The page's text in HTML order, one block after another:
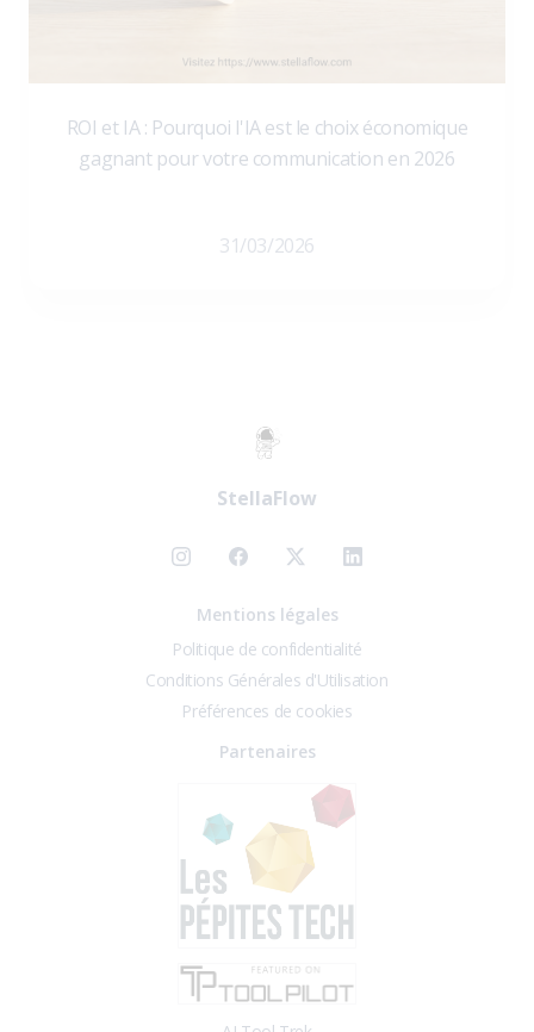
ROI et IA : Pourquoi l'IA est le choix économique
gagnant pour votre communication en 2026
31/03/2026
StellaFlow
Mentions légales
Politique de confidentialité
Conditions Générales d'Utilisation
Préférences de cookies
Partenaires